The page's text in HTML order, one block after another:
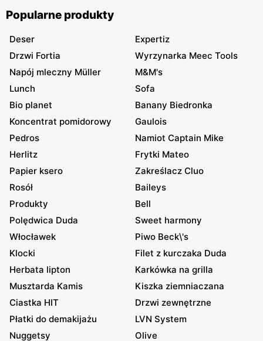
Popularne produkty
Deser
Expertiz
Drzwi Fortia
Wyrzynarka Meec Tools
Napój mleczny Müller
M&M's
Lunch
Sofa
Bio planet
Banany Biedronka
Koncentrat pomidorowy
Gaulois
Pedros
Namiot Captain Mike
Herlitz
Frytki Mateo
Papier ksero
Zakreślacz Cluo
Rosół
Baileys
Produkty
Bell
Polędwica Duda
Sweet harmony
Włocławek
Piwo Beck\'s
Klocki
Filet z kurczaka Duda
Herbata lipton
Karkówka na grilla
Musztarda Kamis
Kiszka ziemniaczana
Ciastka HIT
Drzwi zewnętrzne
Płatki do demakijażu
LVN System
Nuggetsy
Olive